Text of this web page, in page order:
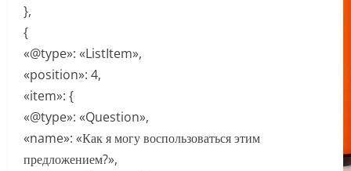
},
{
«@type»: «ListItem»,
«position»: 4,
«item»: {
«@type»: «Question»,
«name»: «Как я могу воспользоваться этим
предложением?»,